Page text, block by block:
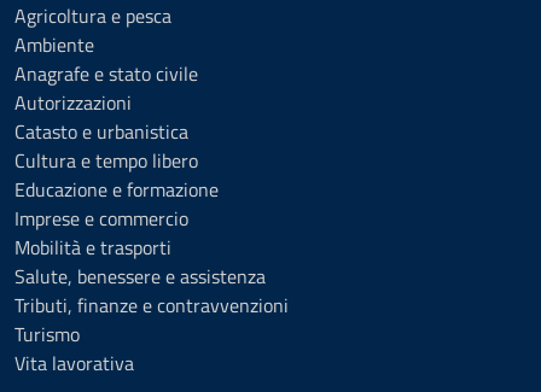
Agricoltura e pesca
Ambiente
Anagrafe e stato civile
Autorizzazioni
Catasto e urbanistica
Cultura e tempo libero
Educazione e formazione
Imprese e commercio
Mobilità e trasporti
Salute, benessere e assistenza
Tributi, finanze e contravvenzioni
Turismo
Vita lavorativa